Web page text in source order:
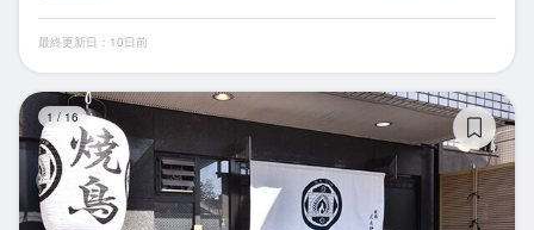
最終更新日：10日前
1/16